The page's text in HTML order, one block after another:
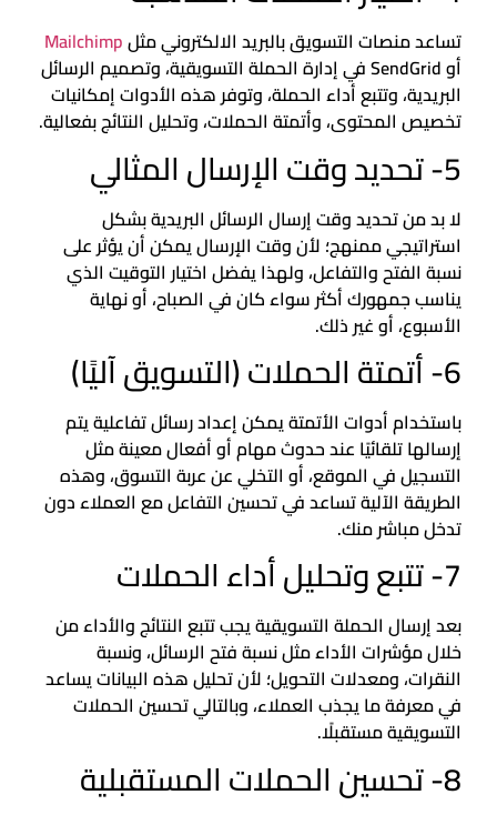
تساعد منصات التسويق بالبريد الالكتروني مثلMailchimp
أو SendGrid في إدارة الحملة التسويقية، وتصميم الرسائل
البريدية، وتتبع أداء الحملة، وتوفر هذه الأدوات إمكانيات
تخصيص المحتوى، وأتمتة الحملات، وتحليل النتائج بفعالية.
5- تحديد وقت الإرسال المثالي
لا بد من تحديد وقت إرسال الرسائل البريدية بشكل
استراتيجي ممنهج؛ لأن وقت الإرسال يمكن أن يؤثر على
نسبة الفتح والتفاعل، ولهذا يفضل اختيار التوقيت الذي
يناسب جمهورك أكثر سواء كان في الصباح، أو نهاية
الأسبوع، أو غير ذلك.
6- أتمتة الحملات (التسويق آليًا)
باستخدام أدوات الأتمتة يمكن إعداد رسائل تفاعلية يتم
إرسالها تلقائيًا عند حدوث مهام أو أفعال معينة مثل
التسجيل في الموقع، أو التخلي عن عربة التسوق، وهذه
الطريقة الآلية تساعد في تحسين التفاعل مع العملاء دون
تدخل مباشر منك.
7- تتبع وتحليل أداء الحملات
بعد إرسال الحملة التسويقية يجب تتبع النتائج والأداء من
خلال مؤشرات الأداء مثل نسبة فتح الرسائل، ونسبة
النقرات، ومعدلات التحويل؛ لأن تحليل هذه البيانات يساعد
في معرفة ما يجذب العملاء، وبالتالي تحسين الحملات
التسويقية مستقبلًا.
8- تحسين الحملات المستقبلية